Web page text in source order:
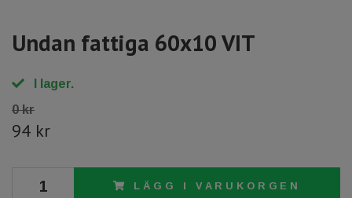
Undan fattiga 60x10 VIT
I lager.
0 kr
94 kr
LÄGG I VARUKORGEN